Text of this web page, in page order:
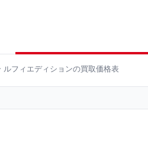
ルフィエディションの買取価格表